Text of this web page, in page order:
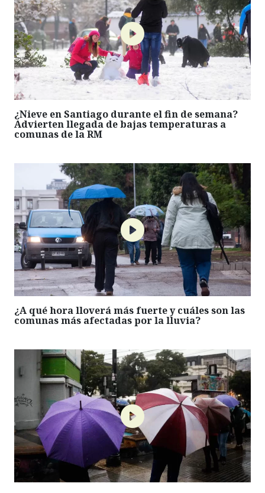
¿Nieve en Santiago durante el fin de semana?
Advierten llegada de bajas temperaturas a
comunas de la RM
¿A qué hora lloverá más fuerte y cuáles son las
comunas más afectadas por la lluvia?